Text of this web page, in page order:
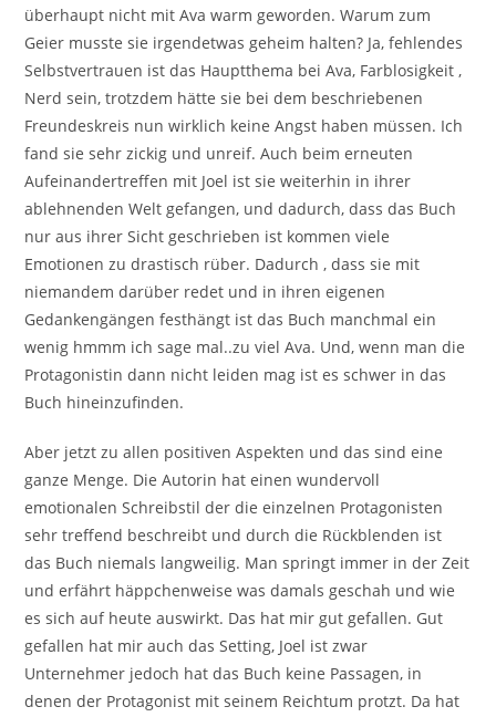
überhaupt nicht mit Ava warm geworden. Warum zum
Geier musste sie irgendetwas geheim halten? Ja, fehlendes
Selbstvertrauen ist das Hauptthema bei Ava, Farblosigkeit ,
Nerd sein, trotzdem hätte sie bei dem beschriebenen
Freundeskreis nun wirklich keine Angst haben müssen. Ich
fand sie sehr zickig und unreif. Auch beim erneuten
Aufeinandertreffen mit Joel ist sie weiterhin in ihrer
ablehnenden Welt gefangen, und dadurch, dass das Buch
nur aus ihrer Sicht geschrieben ist kommen viele
Emotionen zu drastisch rüber. Dadurch , dass sie mit
niemandem darüber redet und in ihren eigenen
Gedankengängen festhängt ist das Buch manchmal ein
wenig hmmm ich sage mal..zu viel Ava. Und, wenn man die
Protagonistin dann nicht leiden mag ist es schwer in das
Buch hineinzufinden.
Aber jetzt zu allen positiven Aspekten und das sind eine
ganze Menge. Die Autorin hat einen wundervoll
emotionalen Schreibstil der die einzelnen Protagonisten
sehr treffend beschreibt und durch die Rückblenden ist
das Buch niemals langweilig. Man springt immer in der Zeit
und erfährt häppchenweise was damals geschah und wie
es sich auf heute auswirkt. Das hat mir gut gefallen. Gut
gefallen hat mir auch das Setting, Joel ist zwar
Unternehmer jedoch hat das Buch keine Passagen, in
denen der Protagonist mit seinem Reichtum protzt. Da hat